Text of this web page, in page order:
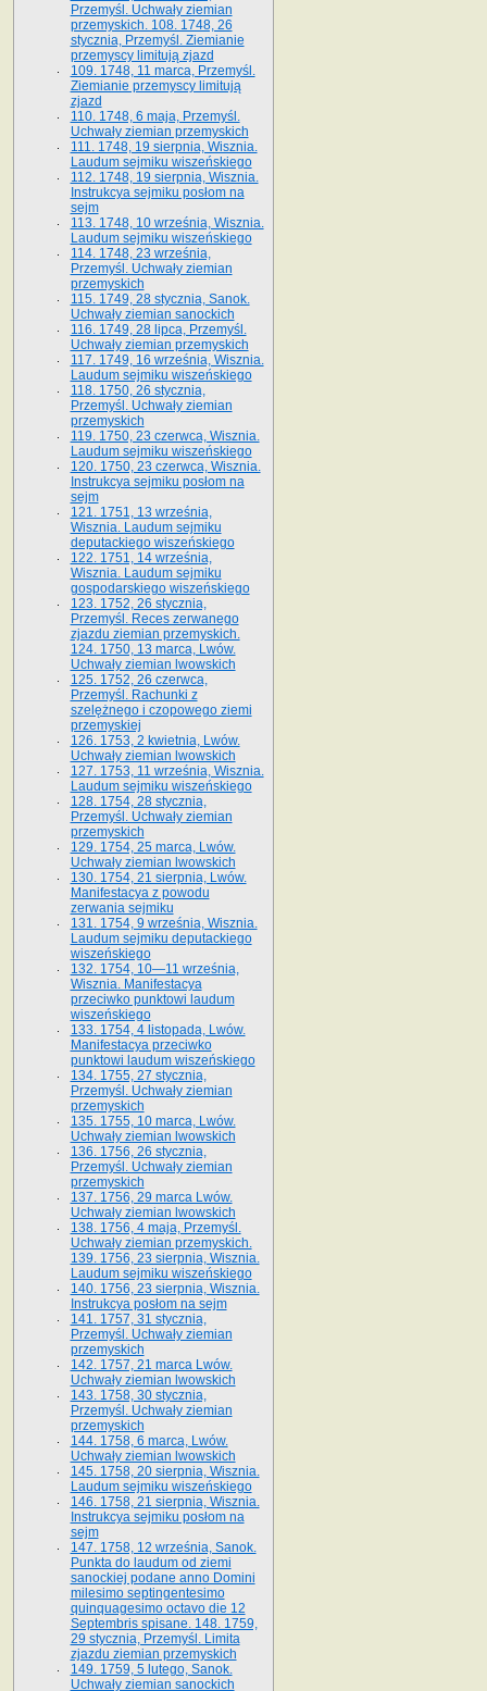
Przemyśl. Uchwały ziemian
przemyskich. 108. 1748, 26
stycznia, Przemyśl. Ziemianie
przemyscy limitują zjazd
109. 1748, 11 marca, Przemyśl.
Ziemianie przemyscy limitują
zjazd
110. 1748, 6 maja, Przemyśl.
Uchwały ziemian przemyskich
111. 1748, 19 sierpnia, Wisznia.
Laudum sejmiku wiszeńskiego
112. 1748, 19 sierpnia, Wisznia.
Instrukcya sejmiku posłom na
sejm
113. 1748, 10 września, Wisznia.
Laudum sejmiku wiszeńskiego
114. 1748, 23 września,
Przemyśl. Uchwały ziemian
przemyskich
115. 1749, 28 stycznia, Sanok.
Uchwały ziemian sanockich
116. 1749, 28 lipca, Przemyśl.
Uchwały ziemian przemyskich
117. 1749, 16 września, Wisznia.
Laudum sejmiku wiszeńskiego
118. 1750, 26 stycznia,
Przemyśl. Uchwały ziemian
przemyskich
119. 1750, 23 czerwca, Wisznia.
Laudum sejmiku wiszeńskiego
120. 1750, 23 czerwca, Wisznia.
Instrukcya sejmiku posłom na
sejm
121. 1751, 13 września,
Wisznia. Laudum sejmiku
deputackiego wiszeńskiego
122. 1751, 14 września,
Wisznia. Laudum sejmiku
gospodarskiego wiszeńskiego
123. 1752, 26 stycznia,
Przemyśl. Reces zerwanego
zjazdu ziemian przemyskich.
124. 1750, 13 marca, Lwów.
Uchwały ziemian lwowskich
125. 1752, 26 czerwca,
Przemyśl. Rachunki z
szelężnego i czopowego ziemi
przemyskiej
126. 1753, 2 kwietnia, Lwów.
Uchwały ziemian lwowskich
127. 1753, 11 września, Wisznia.
Laudum sejmiku wiszeńskiego
128. 1754, 28 stycznia,
Przemyśl. Uchwały ziemian
przemyskich
129. 1754, 25 marca, Lwów.
Uchwały ziemian lwowskich
130. 1754, 21 sierpnia, Lwów.
Manifestacya z powodu
zerwania sejmiku
131. 1754, 9 września, Wisznia.
Laudum sejmiku deputackiego
wiszeńskiego
132. 1754, 10—11 września,
Wisznia. Manifestacya
przeciwko punktowi laudum
wiszeńskiego
133. 1754, 4 listopada, Lwów.
Manifestacya przeciwko
punktowi laudum wiszeńskiego
134. 1755, 27 stycznia,
Przemyśl. Uchwały ziemian
przemyskich
135. 1755, 10 marca, Lwów.
Uchwały ziemian lwowskich
136. 1756, 26 stycznia,
Przemyśl. Uchwały ziemian
przemyskich
137. 1756, 29 marca Lwów.
Uchwały ziemian lwowskich
138. 1756, 4 maja, Przemyśl.
Uchwały ziemian przemyskich.
139. 1756, 23 sierpnia, Wisznia.
Laudum sejmiku wiszeńskiego
140. 1756, 23 sierpnia, Wisznia.
Instrukcya posłom na sejm
141. 1757, 31 stycznia,
Przemyśl. Uchwały ziemian
przemyskich
142. 1757, 21 marca Lwów.
Uchwały ziemian lwowskich
143. 1758, 30 stycznia,
Przemyśl. Uchwały ziemian
przemyskich
144. 1758, 6 marca, Lwów.
Uchwały ziemian lwowskich
145. 1758, 20 sierpnia, Wisznia.
Laudum sejmiku wiszeńskiego
146. 1758, 21 sierpnia, Wisznia.
Instrukcya sejmiku posłom na
sejm
147. 1758, 12 września, Sanok.
Punkta do laudum od ziemi
sanockiej podane anno Domini
milesimo septingentesimo
quinquagesimo octavo die 12
Septembris spisane. 148. 1759,
29 stycznia, Przemyśl. Limita
zjazdu ziemian przemyskich
149. 1759, 5 lutego, Sanok.
Uchwały ziemian sanockich